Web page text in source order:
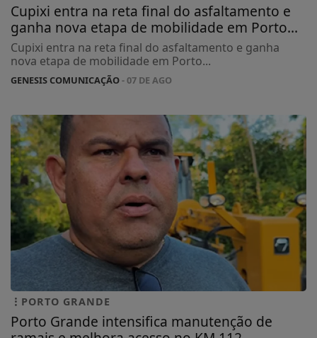
Cupixi entra na reta final do asfaltamento e
ganha nova etapa de mobilidade em Porto...
Cupixi entra na reta final do asfaltamento e ganha
nova etapa de mobilidade em Porto...
GENESIS COMUNICAÇÃO- 07 DE AGO
PORTO GRANDE
Porto Grande intensifica manutenção de